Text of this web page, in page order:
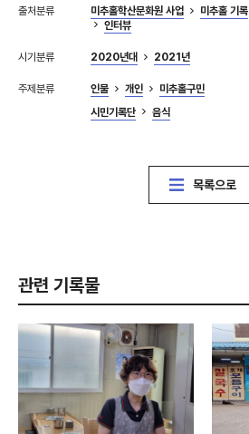
출처분류 미추홀학산문화원 사업 미추홀 기록
인터뷰
시기분류 2020년대 2021년
주제분류 인물 개인
미추홀구민
시민기록단
음식
목록으로
관련 기록물